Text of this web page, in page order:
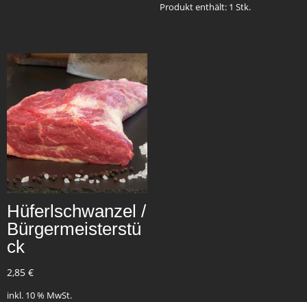
Produkt enthält: 1 Stk.
Hüferlschwanzel /
Bürgermeisterstü
ck
2,85 €
inkl. 10 % MwSt.